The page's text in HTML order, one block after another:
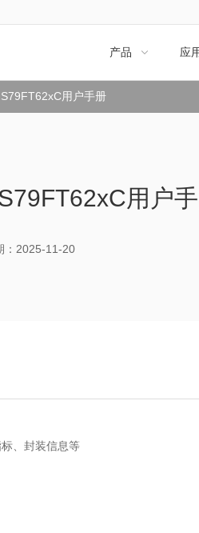
产品  应
用户手册
用户
：2025-11-20
、封装信息等